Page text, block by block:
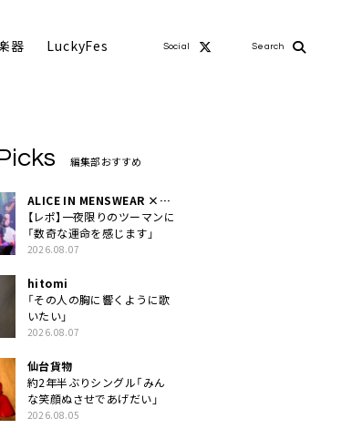
器 LuckyFes Social Search
編集部おすすめ
ALICE IN MENSWEAR ×
MASCHERA
【レポ】一夜限りのツーマンに
「数奇な運命を感じます」
2026.08.07
hitomi
「その人の胸に響くように歌
いたい」
2026.08.07
仙台貨物
約2年半ぶりシングル「みん
な笑顔ぬさせであげだい」
2026.08.05